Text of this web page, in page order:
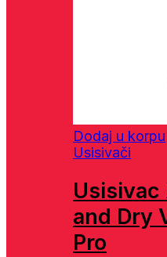
Dodaj u korpu
Usisivači
Usisivac
and Dry
Pro